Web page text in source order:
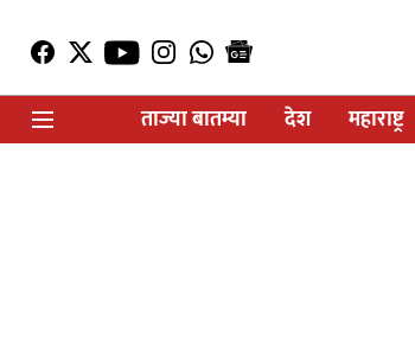
ताज्या बातम्या
देश महाराष्ट्र